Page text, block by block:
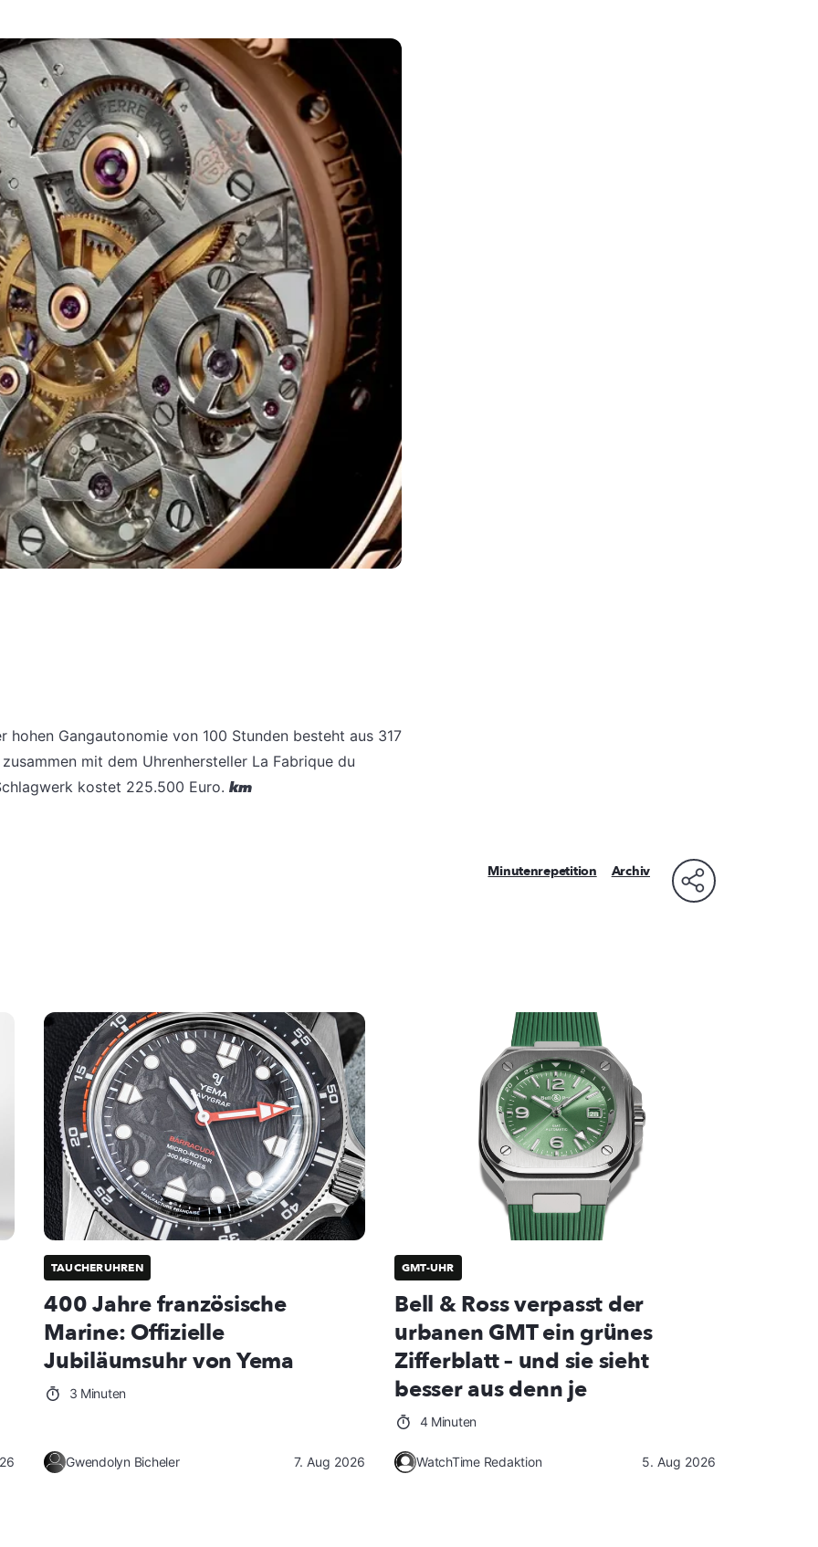
Gangautonomie von 100 Stunden besteht aus 317
mit dem Uhrenhersteller La Fabrique du
kostet 225.500 Euro. km
Minutenrepetition Archiv
TAUCHERUHREN
400 Jahre französische
Marine: Offizielle
Jubiläumsuhr von Yema
3 Minuten
Gwendolyn Bicheler 7. Aug 2026
GMT-UHR
Bell & Ross verpasst der
urbanen GMT ein grünes
Zifferblatt – und sie sieht
besser aus denn je
4 Minuten
WatchTime Redaktion 5. Aug 2026